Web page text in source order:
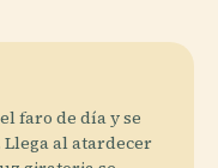
faro de día y se
al atardecer